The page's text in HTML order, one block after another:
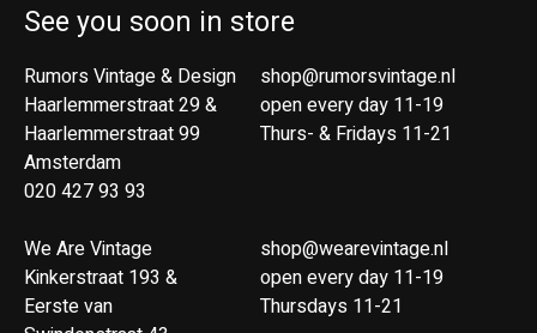
See you soon in store
Rumors Vintage & Design
Haarlemmerstraat 29 &
Haarlemmerstraat 99
Amsterdam
020 427 93 93
We Are Vintage
Kinkerstraat 193 &
Eerste van
shop@rumorsvintage.nl
open every day 11-19
Thurs- & Fridays 11-21
shop@wearevintage.nl
open every day 11-19
Thursdays 11-21